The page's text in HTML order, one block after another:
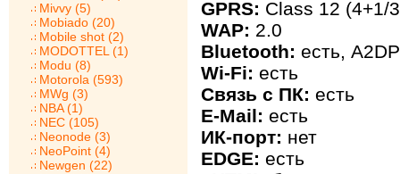
Mivvy (5)
Mobiado (20)
Mobile shot (2)
MODOTTEL (1)
Modu (8)
Motorola (593)
MWg (3)
NBA (1)
NEC (105)
Neonode (3)
NeoPoint (4)
Newgen (22)
GPRS: Class 12 (4+1/
WAP: 2.0
Bluetooth: есть, A2DP
Wi-Fi: есть
Связь с ПК: есть
E-Mail: есть
ИК-порт: нет
EDGE: есть